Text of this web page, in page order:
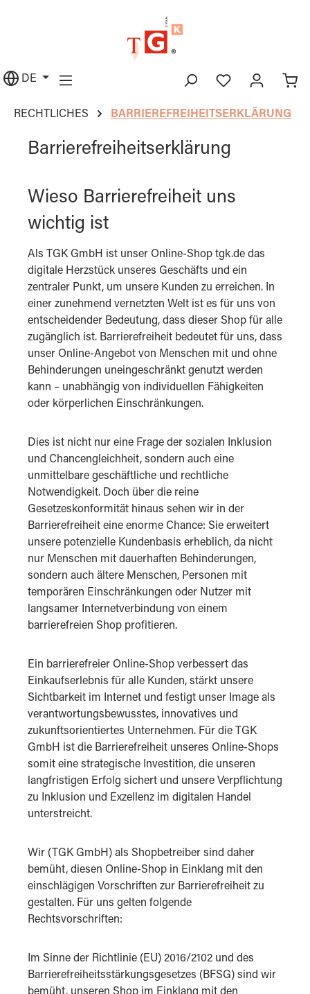
DE
RECHTLICHES BARRIEREFREIHEITSERKLÄRUNG
Barrierefreiheitserklärung
Wieso Barrierefreiheit uns
wichtig ist
Als TGK GmbH ist unser Online-Shop tgk.de das
digitale Herzstück unseres Geschäfts und ein
zentraler Punkt, um unsere Kunden zu erreichen. In
einer zunehmend vernetzten Welt ist es für uns von
entscheidender Bedeutung, dass dieser Shop für alle
zugänglich ist. Barrierefreiheit bedeutet für uns, dass
unser Online-Angebot von Menschen mit und ohne
Behinderungen uneingeschränkt genutzt werden
kann – unabhängig von individuellen Fähigkeiten
oder körperlichen Einschränkungen.
Dies ist nicht nur eine Frage der sozialen Inklusion
und Chancengleichheit, sondern auch eine
unmittelbare geschäftliche und rechtliche
Notwendigkeit. Doch über die reine
Gesetzeskonformität hinaus sehen wir in der
Barrierefreiheit eine enorme Chance: Sie erweitert
unsere potenzielle Kundenbasis erheblich, da nicht
nur Menschen mit dauerhaften Behinderungen,
sondern auch ältere Menschen, Personen mit
temporären Einschränkungen oder Nutzer mit
langsamer Internetverbindung von einem
barrierefreien Shop profitieren.
Ein barrierefreier Online-Shop verbessert das
Einkaufserlebnis für alle Kunden, stärkt unsere
Sichtbarkeit im Internet und festigt unser Image als
verantwortungsbewusstes, innovatives und
zukunftsorientiertes Unternehmen. Für die TGK
GmbH ist die Barrierefreiheit unseres Online-Shops
somit eine strategische Investition, die unseren
langfristigen Erfolg sichert und unsere Verpflichtung
zu Inklusion und Exzellenz im digitalen Handel
unterstreicht.
Wir (TGK GmbH) als Shopbetreiber sind daher
bemüht, diesen Online-Shop in Einklang mit den
einschlägigen Vorschriften zur Barrierefreiheit zu
gestalten. Für uns gelten folgende
Rechtsvorschriften:
Im Sinne der Richtlinie (EU) 2016/2102 und des
Barrierefreiheitsstärkungsgesetzes (BFSG) sind wir